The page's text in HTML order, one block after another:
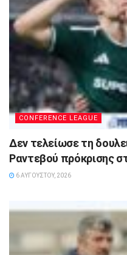
CONFERENCE LEAGUE
Δεν τελείωσε τη
Ραντεβού πρόκρισης
6 ΑΥΓΟΎΣΤΟΥ, 2026